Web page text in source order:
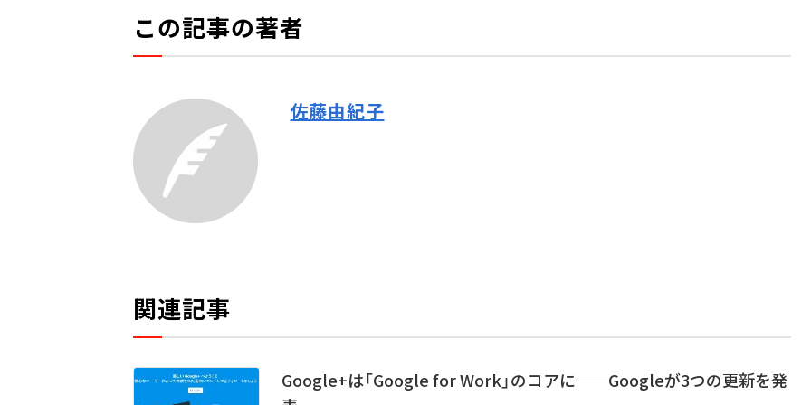
この記事の著者
佐藤由紀子
関連記事
Google+は「Google for Work」のコアに──Googleが3つの更新を発